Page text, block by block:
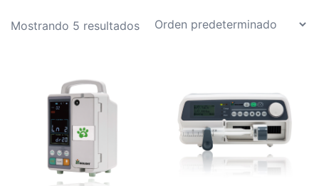
Mostrando 5 resultados